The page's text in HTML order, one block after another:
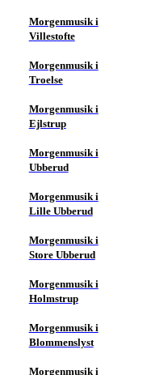
Morgenmusik i
Villestofte
Morgenmusik i
Troelse
Morgenmusik i
Ejlstrup
Morgenmusik i
Ubberud
Morgenmusik i
Lille Ubberud
Morgenmusik i
Store Ubberud
Morgenmusik i
Holmstrup
Morgenmusik i
Blommenslyst
Morgenmusik i